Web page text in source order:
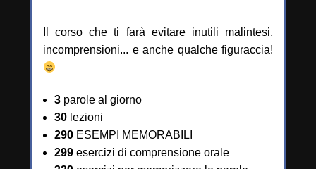
Il corso che ti farà evitare inutili malintesi,
incomprensioni... e anche qualche figuraccia!
3 parole al giorno
30 lezioni
290 ESEMPI MEMORABILI
299 esercizi di comprensione orale